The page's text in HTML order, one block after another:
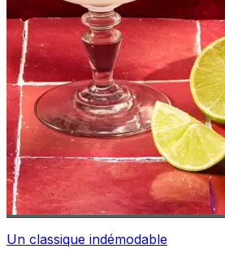
Un classique indémodable